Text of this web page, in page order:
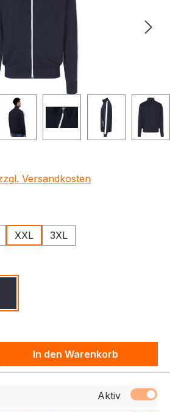
Versandkosten
XXL 3XL
Gib den
In den Warenkorb
Aktiv